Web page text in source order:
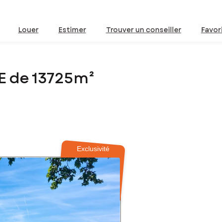
Louer Estimer Trouver un conseiller
de 13725m²
Exclusivité